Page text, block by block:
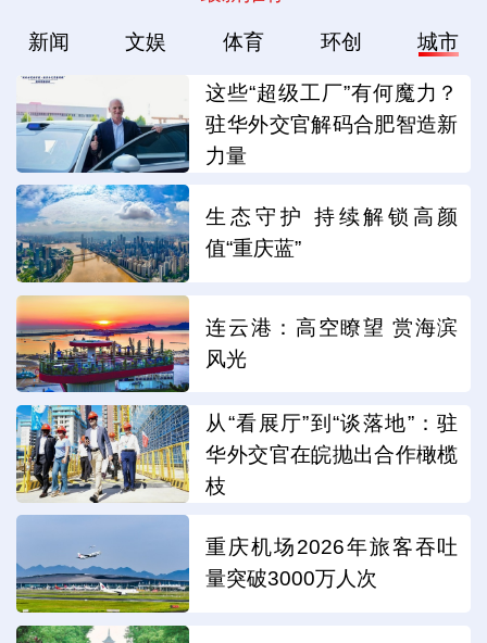
新闻 文娱 体育 环创 城市
这些“超级工厂”有何魔力？
驻华外交官解码合肥智造新
力量
生态守护 持续解锁高颜
值“重庆蓝”
连云港：高空瞭望 赏海滨
风光
从“看展厅”到“谈落地”：驻
华外交官在皖抛出合作橄榄
枝
重庆机场2026年旅客吞吐
量突破3000万人次